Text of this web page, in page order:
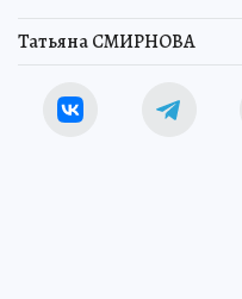
Татьяна СМИРНОВА